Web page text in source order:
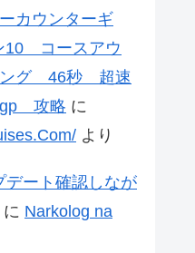
カウンターギ
10 コースアウ
ング 46秒 超速
攻略 に
より
デート確認しなが
に Narkolog na